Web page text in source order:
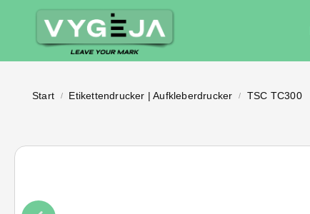
Start / Etikettendrucker | Aufkleberdrucker / TSC TC300